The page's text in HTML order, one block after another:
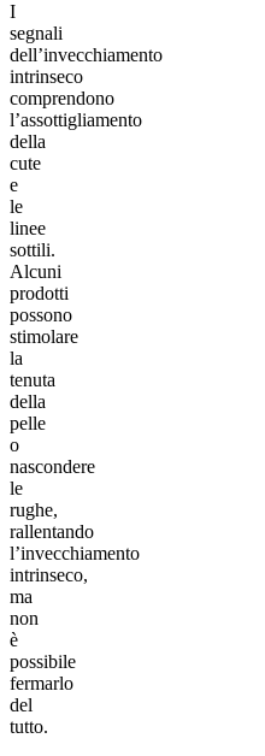
I
segnali
dell’invecchiamento
intrinseco
comprendono
l’assottigliamento
della
cute
e
le
linee
sottili.
Alcuni
prodotti
possono
stimolare
la
tenuta
della
pelle
o
nascondere
le
rughe,
rallentando
l’invecchiamento
intrinseco,
ma
non
è
possibile
fermarlo
del
tutto.